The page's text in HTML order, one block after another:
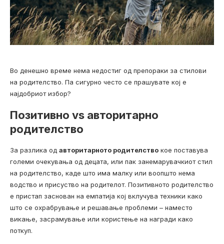
Во денешно време нема недостиг од препораки за стилови
на родителство. Па сигурно често се прашувате кој е
најдобриот избор?
Позитивно vs авторитарно
родителство
За разлика од авторитарното родителство кое поставува
големи очекувања од децата, или пак занемарувачкиот стил
на родителство, каде што има малку или воопшто нема
водство и присуство на родителот. Позитивното родителство
е пристап заснован на емпатија кој вклучува техники како
што се охрабрување и решавање проблеми – наместо
викање, засрамување или користење на награди како
поткуп.